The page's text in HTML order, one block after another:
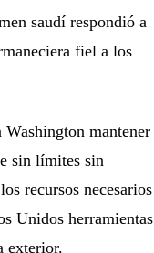
saudí respondió a
fiel a los
mantener
sin límites sin
recursos necesarios
Unidos herramientas
exterior.